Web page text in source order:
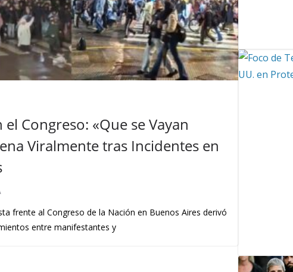
Congreso: «Que se Vayan
Viralmente tras Incidentes en
frente al Congreso de la Nación en Buenos Aires derivó
entre manifestantes y